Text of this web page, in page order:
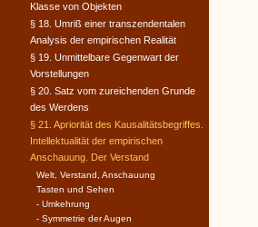
Klasse von Objekten
§ 18. Umriß einer transzendentalen
Analysis der empirischen Realität
§ 19. Unmittelbare Gegenwart der
Vorstellungen
§ 20. Satz vom zureichenden Grunde
des Werdens
§ 21. Apriorität des Kausalitätsbegriffes.
Intellektualität der empirischen
Anschauung. Der Verstand
Welt, Verstand, Anschauung
Tasten und Sehen
- Umkehrung
- Symmetrie der Augen